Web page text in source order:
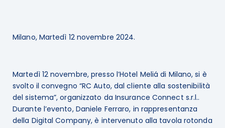
Milano, Martedì 12 novembre 2024.
Martedì 12 novembre, presso l’Hotel Meliá di Milano, si è
svolto il convegno “RC Auto, dal cliente alla sostenibilità
del sistema”, organizzato da Insurance Connect s.r.l..
Durante l’evento, Daniele Ferraro, in rappresentanza
della Digital Company, è intervenuto alla tavola rotonda